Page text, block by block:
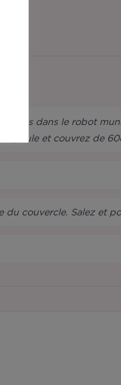
les dans le robot
poule et couvrez de
couvercle. Salez et